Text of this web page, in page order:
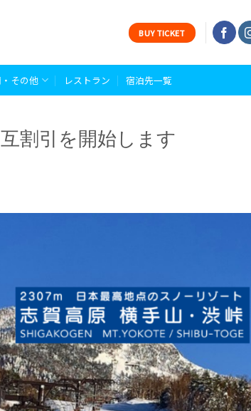
BUY TICKET
その他 レストラン 宿泊先一覧
割引を開始します